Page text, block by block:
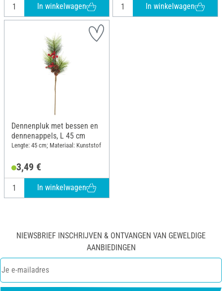
In winkelwagen In winkelwagen
Dennenpluk met bessen en
dennenappels, L 45 cm
Lengte: 45 cm; Materiaal: Kunststof
3,49 €
In winkelwagen
NIEWSBRIEF INSCHRIJVEN & ONTVANGEN VAN GEWELDIGE
AANBIEDINGEN